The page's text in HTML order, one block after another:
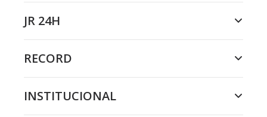
JR 24H
RECORD
INSTITUCIONAL